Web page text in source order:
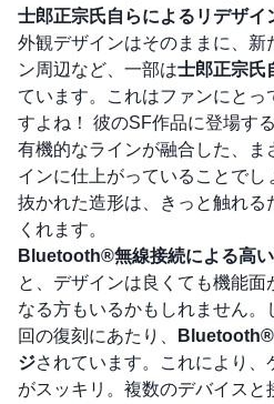
士郎正宗氏自らによるリデザイ
外観デザインはそのままに、新
ン周辺など、一部は士郎正宗氏
ています。これはファンにと
すよね！ 彼のSF作品に登場す
有機的なラインが融合した、
インに仕上がっていることでし
抜かれた造形は、きっと触れる
くれます。
Bluetooth®無線接続による高
と、デザインは良くても機能面
なる方もいるかもしれません
回の復刻にあたり、
Bluetooth®
ジされています。これにより、
がスッキリ。複数のデバイスと